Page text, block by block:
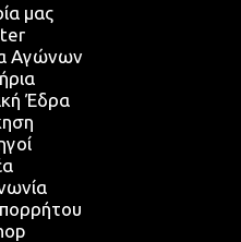
μας
Αγώνων
Έδρα